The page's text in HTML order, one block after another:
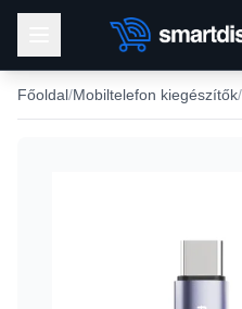
Főoldal Mobiltelefon kiegészítők